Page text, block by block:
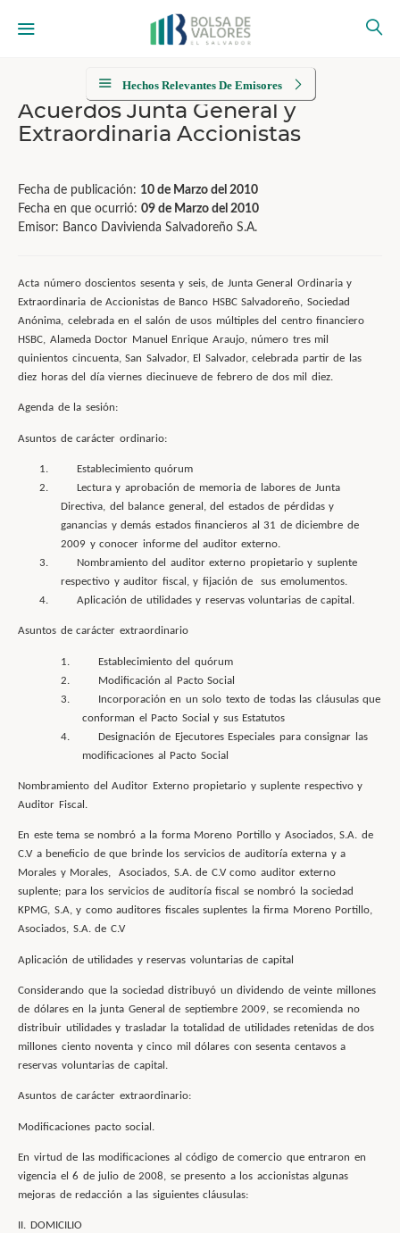
Hechos Relevantes De Emisores
Acuerdos Junta General y
Extraordinaria Accionistas
Fecha de publicación: 10 de Marzo del 2010
Fecha en que ocurrió: 09 de Marzo del 2010
Emisor: Banco Davivienda Salvadoreño S.A.
Acta número doscientos sesenta y seis, de Junta General Ordinaria y
Extraordinaria de Accionistas de Banco HSBC Salvadoreño, Sociedad
Anónima, celebrada en el salón de usos múltiples del centro financiero
HSBC, Alameda Doctor Manuel Enrique Araujo, número tres mil
quinientos cincuenta, San Salvador, El Salvador, celebrada partir de las
diez horas del día viernes diecinueve de febrero de dos mil diez.
Agenda de la sesión:
Asuntos de carácter ordinario:
1.
Establecimiento quórum
2.
Lectura y aprobación de memoria de labores de Junta
Directiva, del balance general, del estados de pérdidas y
ganancias y demás estados financieros al 31 de diciembre de
2009 y conocer informe del auditor externo.
3.
Nombramiento del auditor externo propietario y suplente
respectivo y auditor fiscal, y fijación de sus emolumentos.
4.
Aplicación de utilidades y reservas voluntarias de capital.
Asuntos de carácter extraordinario
1.
Establecimiento del quórum
2.
Modificación al Pacto Social
3.
Incorporación en un solo texto de todas las cláusulas que
conforman el Pacto Social y sus Estatutos
4.
Designación de Ejecutores Especiales para consignar las
modificaciones al Pacto Social
Nombramiento del Auditor Externo propietario y suplente respectivo y
Auditor Fiscal.
En este tema se nombró a la forma Moreno Portillo y Asociados, S.A. de
C.V a beneficio de que brinde los servicios de auditoría externa y a
Morales y Morales, Asociados, S.A. de C.V como auditor externo
suplente; para los servicios de auditoría fiscal se nombró la sociedad
KPMG, S.A, y como auditores fiscales suplentes la firma Moreno Portillo,
Asociados, S.A. de C.V
Aplicación de utilidades y reservas voluntarias de capital
Considerando que la sociedad distribuyó un dividendo de veinte millones
de dólares en la junta General de septiembre 2009, se recomienda no
distribuir utilidades y trasladar la totalidad de utilidades retenidas de dos
millones ciento noventa y cinco mil dólares con sesenta centavos a
reservas voluntarias de capital.
Asuntos de carácter extraordinario:
Modificaciones pacto social.
En virtud de las modificaciones al código de comercio que entraron en
vigencia el 6 de julio de 2008, se presento a los accionistas algunas
mejoras de redacción a las siguientes cláusulas:
II. DOMICILIO